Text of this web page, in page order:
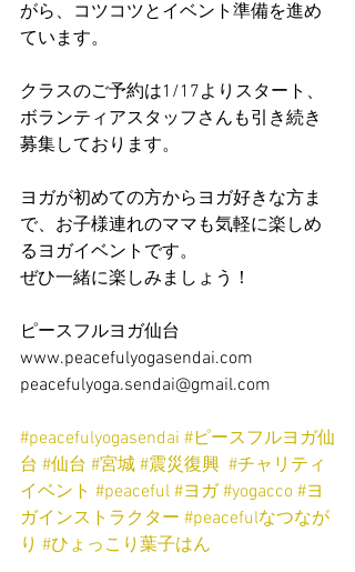
がら、コツコツとイベント準備を進め
ています。
クラスのご予約は1/17よりスタート、
ボランティアスタッフさんも引き続き
募集しております。
ヨガが初めての方からヨガ好きな方ま
で、お子様連れのママも気軽に楽しめ
るヨガイベントです。
ぜひ一緒に楽しみましょう！
ピースフルヨガ仙台
www.peacefulyogasendai.com
peacefulyoga.sendai@gmail.com
#peacefulyogasendai #ピースフルヨガ仙
台 #仙台 #宮城 #震災復興 #チャリティ
イベント #peaceful #ヨガ #yogacco #ヨ
ガインストラクター #peacefulなつなが
り #ひょっこり葉子はん